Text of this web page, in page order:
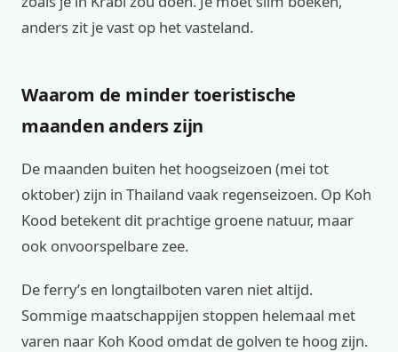
anders zit je vast op het vasteland.
Waarom de minder toeristische
maanden anders zijn
De maanden buiten het hoogseizoen (mei tot
oktober) zijn in Thailand vaak regenseizoen. Op Koh
Kood betekent dit prachtige groene natuur, maar
ook onvoorspelbare zee.
De ferry’s en longtailboten varen niet altijd.
Sommige maatschappijen stoppen helemaal met
varen naar Koh Kood omdat de golven te hoog zijn.